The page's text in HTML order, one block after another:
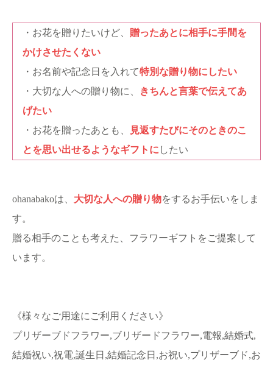
・お花を贈りたいけど、 贈ったあとに相手に手間を
かけさせたくない
・お名前や記念日を入れて特別な贈り物にしたい
・大切な人への贈り物に、
きちんと言葉で伝えてあ
げたい
・お花を贈ったあとも、
見返すたびにそのときのこ
とを思い出せるようなギフトに したい
ohanabakoは、 大切な人への贈り物をするお手伝いをしま
す。
贈る相手のことも考えた、フラワーギフトをご提案して
います。
《様々なご用途にご利用ください》
プリザーブドフラワー,ブリザードフラワー,電報,結婚式,
結婚祝い,祝電,誕生日,結婚記念日,お祝い,プリザーブド,お